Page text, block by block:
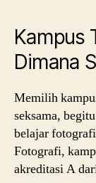
Kampus
Dimana
Memilih
seksama,
belajar
Fotografi,
akreditasi A